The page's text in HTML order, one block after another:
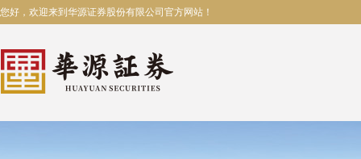
您好，欢迎来到华源证券股份有限公司官方网站！